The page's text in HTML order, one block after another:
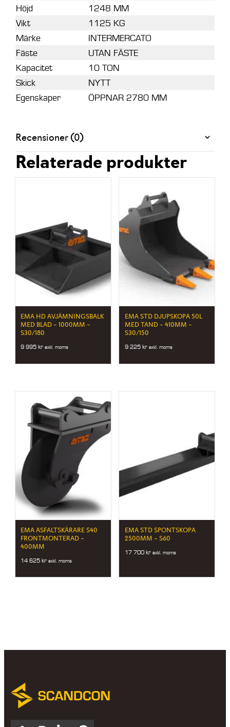
Höjd
1248 MM
Vikt
1125 KG
Märke
INTERMERCATO
Fäste
UTAN FÄSTE
Kapacitet
10 TON
Skick
NYTT
Egenskaper
ÖPPNAR 2780 MM
Recensioner (0)
Relaterade produkter
EMA HD AVJÄMNINGSBALK
MED BLAD – 1000MM –
S30/180
9 995kr exkl. moms
EMA STD DJUPSKOPA 50L
MED TAND – 410MM –
S30/150
9 225 kr exkl. moms
EMA ASFALTSKÄRARE S40
FRONTMONTERAD –
400MM
14 625kr exkl. moms
EMA STD SPONTSKOPA
2500MM – S60
17 700 kr exkl. moms